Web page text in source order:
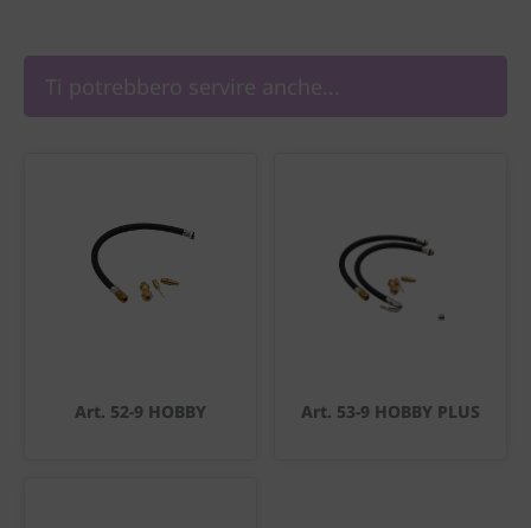
Ti potrebbero servire anche...
Art. 52-9 HOBBY Art. 53-9 HOBBY PLUS